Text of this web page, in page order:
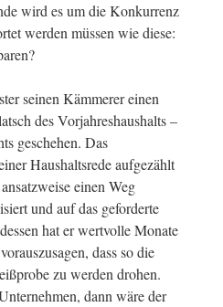
wird es um die Konkurrenz
werden müssen wie diese:
seinen Kämmerer einen
des Vorjahreshaushalts –
geschehen. Das
Haushaltsrede aufgezählt
einen Weg
und auf das geforderte
hat er wertvolle Monate
dass so die
zu werden drohen.
dann wäre der